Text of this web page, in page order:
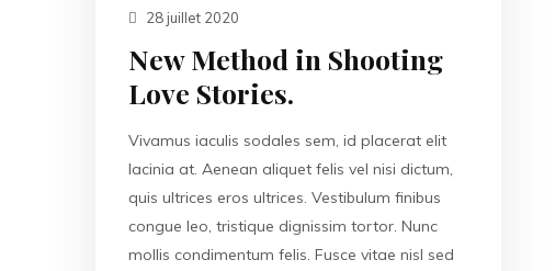
28 juillet 2020
New Method in Shooting
Love Stories.
Vivamus iaculis sodales sem, id placerat elit
lacinia at. Aenean aliquet felis vel nisi dictum,
quis ultrices eros ultrices. Vestibulum finibus
congue leo, tristique dignissim tortor. Nunc
mollis condimentum felis. Fusce vitae nisl sed